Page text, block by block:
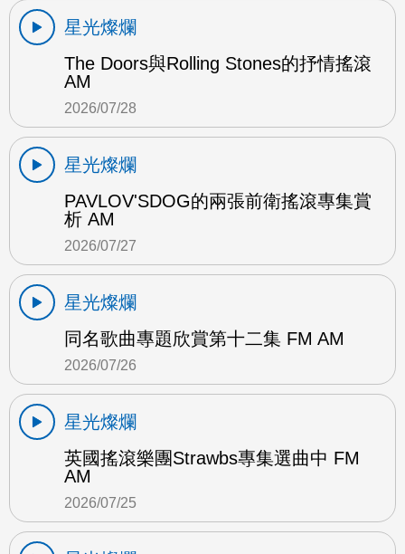
星光燦爛
The Doors與Rolling Stones的抒情搖滾
AM
2026/07/28
星光燦爛
PAVLOV'SDOG的兩張前衛搖滾專集賞
析 AM
2026/07/27
星光燦爛
同名歌曲專題欣賞第十二集 FM AM
2026/07/26
星光燦爛
英國搖滾樂團Strawbs專集選曲中 FM
AM
2026/07/25